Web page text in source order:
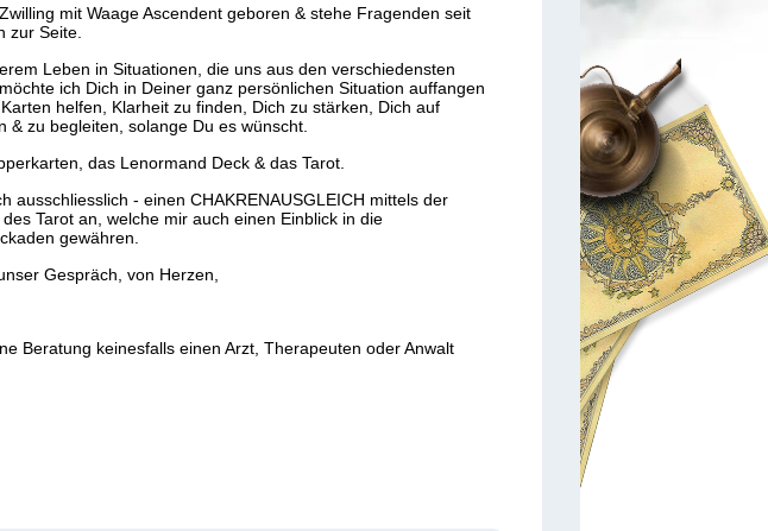
mit Waage Ascendent geboren & stehe Fragenden seit
zur Seite.
Leben in Situationen, die uns aus den verschiedensten
ich Dich in Deiner ganz persönlichen Situation auffangen
helfen, Klarheit zu finden, Dich zu stärken, Dich auf
& zu begleiten, solange Du es wünscht.
das Lenormand Deck & das Tarot.
ausschliesslich - einen CHAKRENAUSGLEICH mittels der
Tarot an, welche mir auch einen Einblick in die
gewähren.
Gespräch, von Herzen,
Beratung keinesfalls einen Arzt, Therapeuten oder Anwalt